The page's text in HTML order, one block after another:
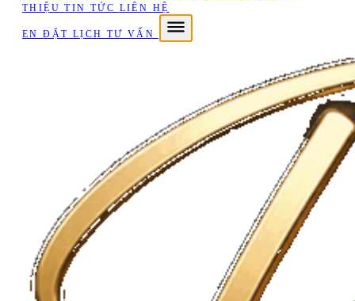
THIỆUTIN TỨC LIÊN HỆ
ENĐẶT LỊCH TƯ VẤN